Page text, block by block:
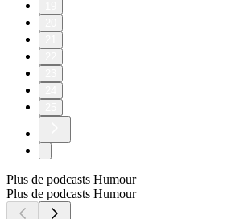
Plus de podcasts Humour
Plus de podcasts Humour